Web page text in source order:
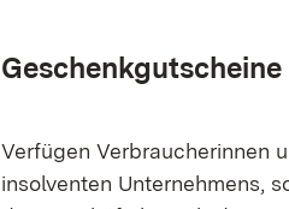
Geschenkgutscheine
Verfügen Verbraucherinnen
insolventen Unternehmens,